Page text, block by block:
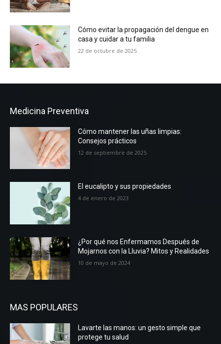
Cómo evitar la propagación del dengue en
casa y cuidar a tu familia
22 de octubre de 2025
Medicina Preventiva
Cómo mantener las uñas limpias:
Consejos prácticos
12 de septiembre de 2025
El eucalipto y sus propiedades
4 de enero de 2023
¿Por qué nos Enfermamos Después de
Mojarnos con la Lluvia? Mitos y Realidades
10 de mayo de 2024
MAS POPULARES
Lavarte las manos: un gesto simple que
protege tu salud